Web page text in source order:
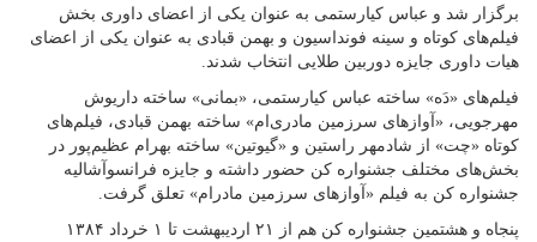
برگزار شد و عباس کیارستمی به عنوان یکی از اعضای داوری بخش
فیلم‌های کوتاه و سینه فونداسیون و بهمن قبادی به عنوان یکی از اعضای
هیات داوری جایزه دوربین طلایی انتخاب شدند.
فیلم‌های «دَه» ساخته عباس کیارستمی، «بمانی» ساخته داریوش
مهرجویی، «آوازهای سرزمین مادری‌ام» ساخته بهمن قبادی، فیلم‌های
کوتاه «چت» از شادمهر راستین و «گیوتین» ساخته بهرام عظیم‌پور در
بخش‌های مختلف جشنواره کن حضور داشته و جایزه فرانسوآشالیه
جشنواره کن به فیلم «آوازهای سرزمین مادرام» تعلق گرفت.
پنجاه و هشتمین جشنواره کن هم از ۲۱ اردیبهشت تا ۱ خرداد ۱۳۸۴